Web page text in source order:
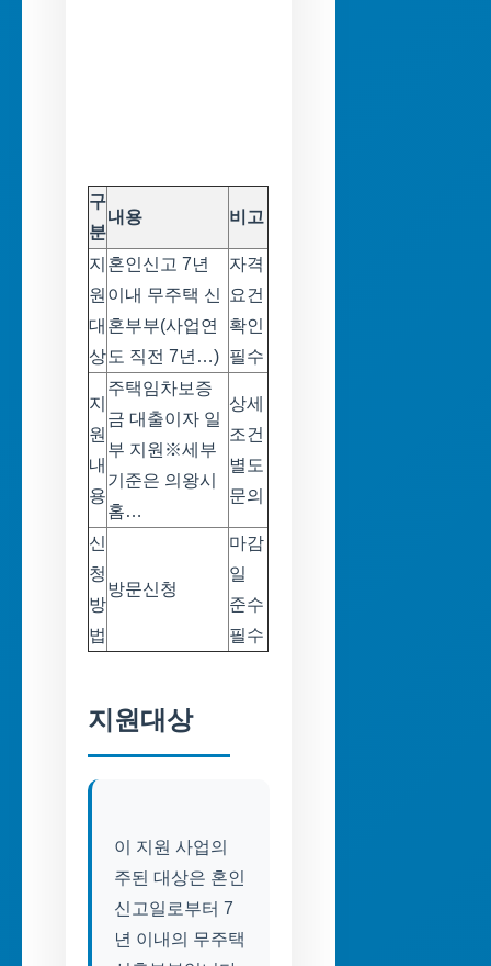
구
분
내용 비고
지
원
대
상
혼인신고 7년
이내 무주택 신
혼부부(사업연
도 직전 7년…)
자격
요건
확인
필수
지
원
내
용
주택임차보증
금 대출이자 일
부 지원※세부
기준은 의왕시
홈…
상세
조건
별도
문의
신
청
방
법
방문신청
마감
일
준수
필수
지원대상
이 지원 사업의
주된 대상은 혼인
신고일로부터 7
년 이내의 무주택